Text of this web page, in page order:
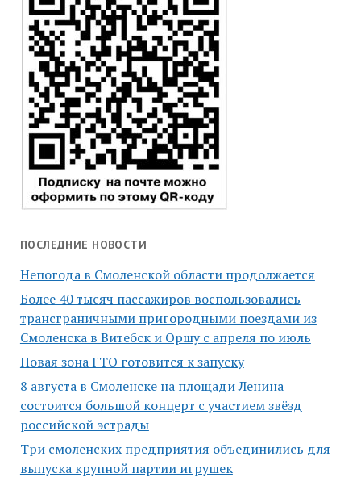
ПОСЛЕДНИЕ НОВОСТИ
Непогода в Смоленской области продолжается
Более 40 тысяч пассажиров воспользовались
трансграничными пригородными поездами из
Смоленска в Витебск и Оршу с апреля по июль
Новая зона ГТО готовится к запуску
8 августа в Смоленске на площади Ленина
состоится большой концерт с участием звёзд
российской эстрады
Три смоленских предприятия объединились для
выпуска крупной партии игрушек